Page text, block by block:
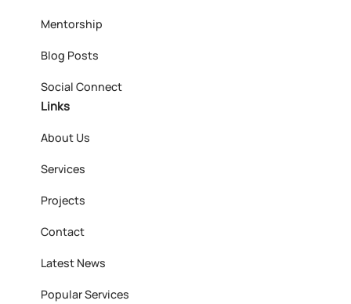
Mentorship
Blog Posts
Social Connect
Links
About Us
Services
Projects
Contact
Latest News
Popular Services